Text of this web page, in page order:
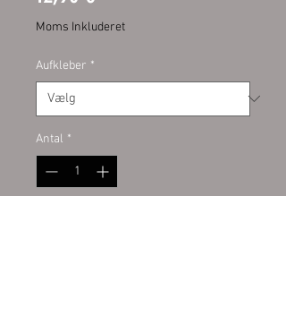
Moms Inkluderet
Aufkleber *
Antal *